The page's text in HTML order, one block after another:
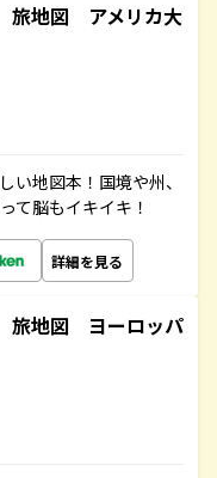
旅地図 アメリカ大
い地図本！国境や州、
て脳もイキイキ！
詳細を見る
旅地図 ヨーロッパ